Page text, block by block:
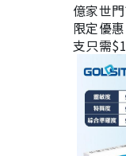
億家世
限定優
支只需